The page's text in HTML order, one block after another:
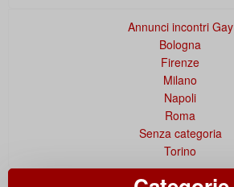
Annunci incontri Gay
Bologna
Firenze
Milano
Napoli
Roma
Senza categoria
Torino